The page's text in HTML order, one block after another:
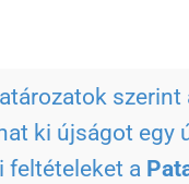
ki újságot egy
feltételeket a